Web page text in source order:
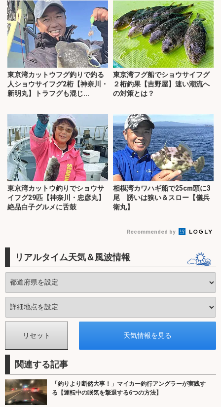
東京湾カットウフグ釣りで釣る
人ショウサイフグ2桁【神奈川・
新明丸】トラフグも混じ...
東京湾フグ船でショウサイフグ
２桁釣果【吉野屋】速い潮流へ
の対策とは？
東京湾カットウ釣りでショウサ
イフグ29匹【神奈川・忠彦丸】
絶品白子グルメに舌鼓
相模湾カワハギ船で25cm頭に3
尾 誘いは狭い＆スロー【儀兵
衛丸】
Recommended by
リアルタイム天気＆風波情報
関連する記事
「釣りより断然大事！」マイカー釣行アングラーが実践す
る【運転中の眠気を撃退する6つの方法】